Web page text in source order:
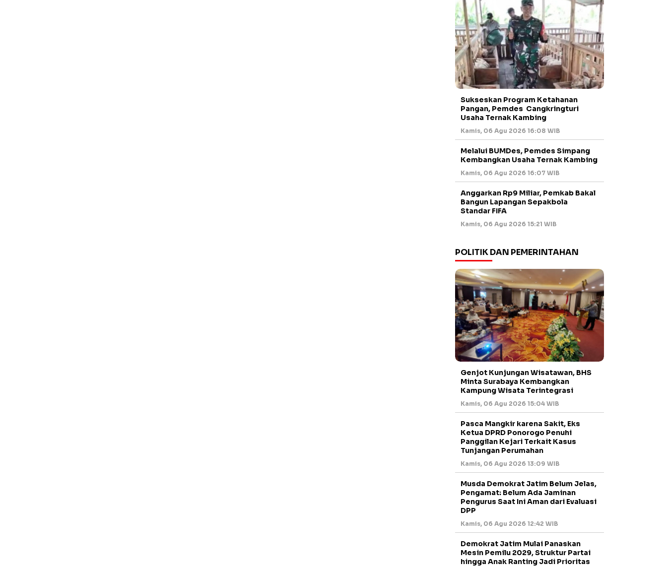
Sukseskan Program Ketahanan
Pangan, Pemdes Cangkringturi
Usaha Ternak Kambing
Kamis, 06 Agu 2026 16:08 WIB
Melalui BUMDes, Pemdes Simpang
Kembangkan Usaha Ternak Kambing
Kamis, 06 Agu 2026 16:07 WIB
Anggarkan Rp9 Miliar, Pemkab Bakal
Bangun Lapangan Sepakbola
Standar FIFA
Kamis, 06 Agu 2026 15:21 WIB
POLITIK DAN PEMERINTAHAN
Genjot Kunjungan Wisatawan, BHS
Minta Surabaya Kembangkan
Kampung Wisata Terintegrasi
Kamis, 06 Agu 2026 15:04 WIB
Pasca Mangkir karena Sakit, Eks
Ketua DPRD Ponorogo Penuhi
Panggilan Kejari Terkait Kasus
Tunjangan Perumahan
Kamis, 06 Agu 2026 13:09 WIB
Musda Demokrat Jatim Belum Jelas,
Pengamat: Belum Ada Jaminan
Pengurus Saat Ini Aman dari Evaluasi
DPP
Kamis, 06 Agu 2026 12:42 WIB
Demokrat Jatim Mulai Panaskan
Mesin Pemilu 2029, Struktur Partai
hingga Anak Ranting Jadi Prioritas